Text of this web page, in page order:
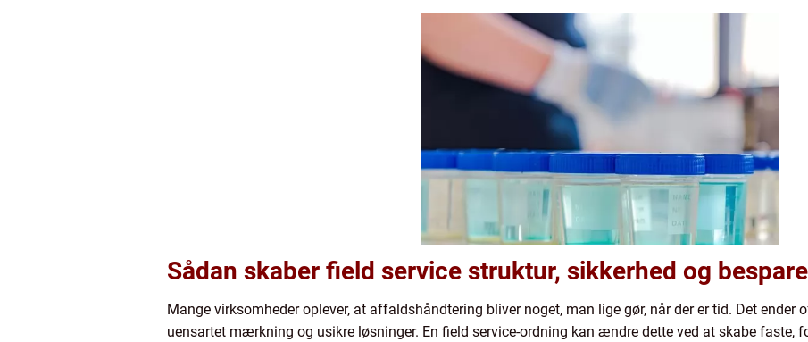
Sådan skaber field service struktur, sikkerhed og
Mange virksomheder oplever, at affaldshåndtering bliver noget, man lige gør, når der er tid. Det
uensartet mærkning og usikre løsninger. En field service-ordning kan ændre dette ved at skabe faste,